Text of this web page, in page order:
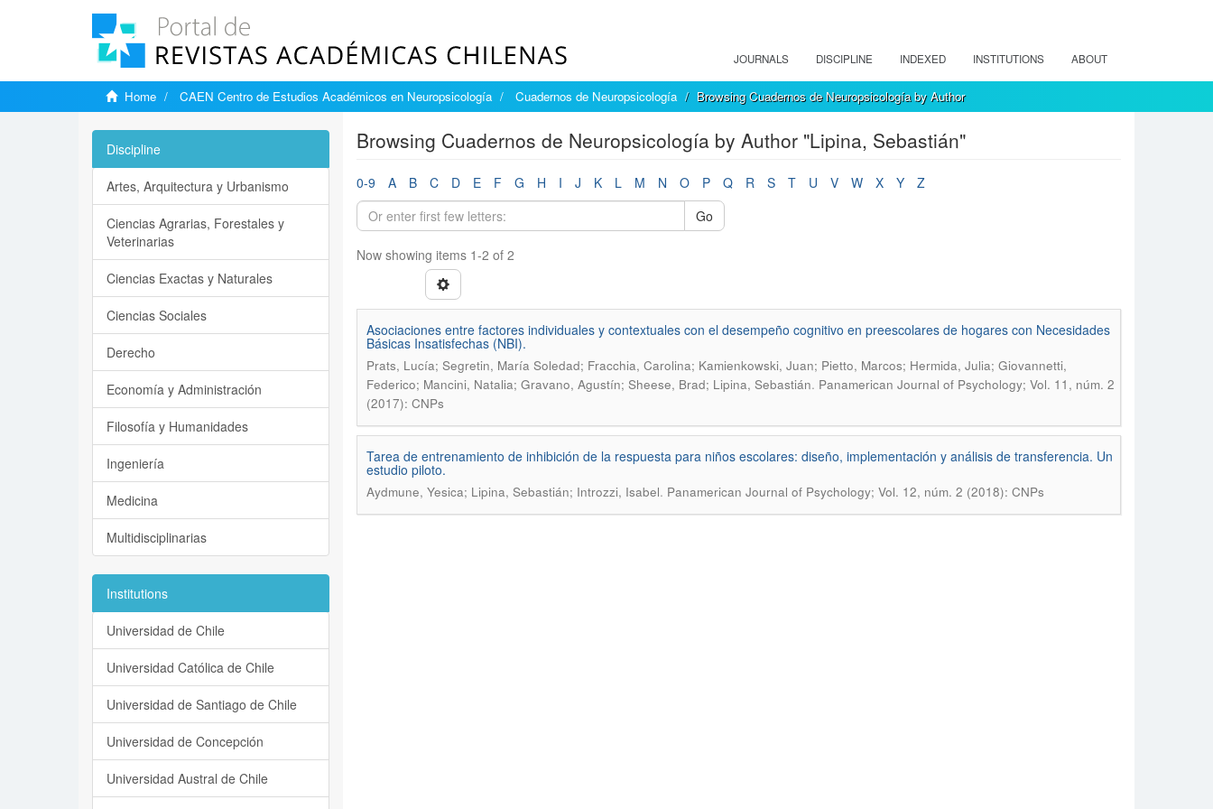
JOURNALS DISCIPLINE INDEXED INSTITUTIONS ABOUT
Home CAEN Centro de Estudios Académicos en Neuropsicología Cuadernos de Neuropsicología Browsing Cuadernos de Neuropsicología by Author
Browsing Cuadernos de Neuropsicología by Author "Lipina, Sebastián"
0-9 A B C D E F G H I J K L M N O P Q R S T U V W X Y
Z
Go
Now showing items 1-2 of 2
Asociaciones entre factores individuales y contextuales con el desempeño cognitivo en preescolares de hogares con Necesidades
Básicas Insatisfechas (NBI).
Prats, Lucía; Segretin, María Soledad; Fracchia, Carolina; Kamienkowski, Juan; Pietto, Marcos; Hermida, Julia; Giovannetti,
Federico; Mancini, Natalia; Gravano, Agustín; Sheese, Brad; Lipina, Sebastián. Panamerican Journal of Psychology; Vol. 11, núm. 2
(2017): CNPs
Tarea de entrenamiento de inhibición de la respuesta para niños escolares: diseño, implementación y análisis de transferencia. Un
estudio piloto.
Aydmune, Yesica; Lipina, Sebastián; Introzzi, Isabel. Panamerican Journal of Psychology; Vol. 12, núm. 2 (2018): CNPs
Discipline
Artes, Arquitectura y Urbanismo
Ciencias Agrarias, Forestales y
Veterinarias
Ciencias Exactas y Naturales
Ciencias Sociales
Derecho
Economía y Administración
Filosofía y Humanidades
Ingeniería
Medicina
Multidisciplinarias
Institutions
Universidad de Chile
Universidad Católica de Chile
Universidad de Santiago de Chile
Universidad de Concepción
Universidad Austral de Chile